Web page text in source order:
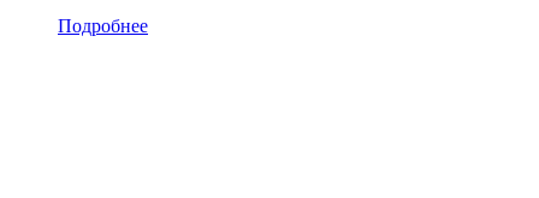
Подробнее